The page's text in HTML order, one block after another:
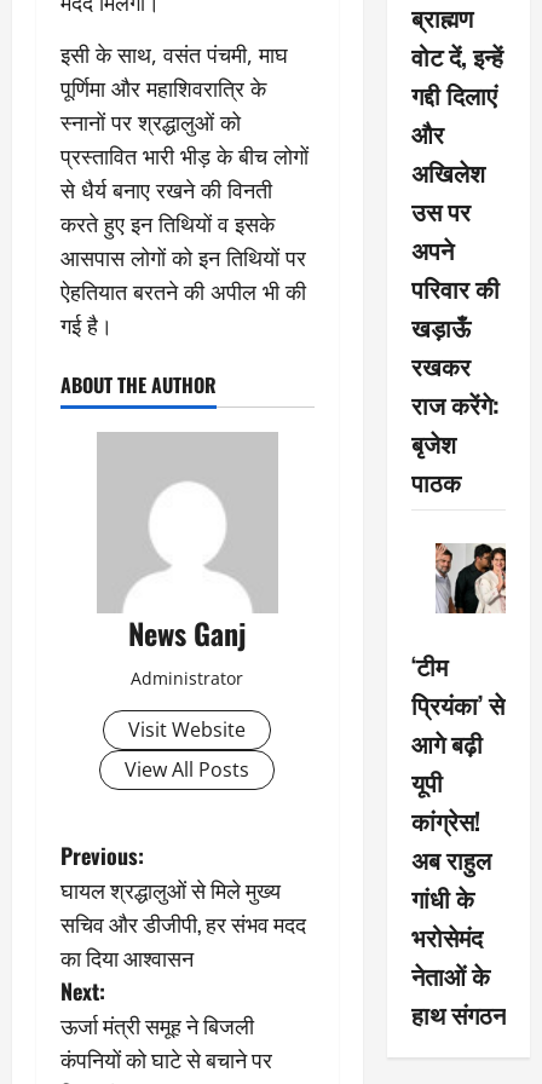
इसी के साथ, वसंत पंचमी, माघ
पूर्णिमा और महाशिवरात्रि के
स्नानों पर श्रद्धालुओं को
प्रस्तावित भारी भीड़ के बीच लोगों
से धैर्य बनाए रखने की विनती
करते हुए इन तिथियों व इसके
आसपास लोगों को इन तिथियों पर
ऐहतियात बरतने की अपील भी की
गई है।
ABOUT THE AUTHOR
News Ganj
Administrator
Visit Website
View All Posts
P
o
s
t
n
Previous:
घायल श्रद्धालुओं से मिले मुख्य
सचिव और डीजीपी, हर संभव मदद
का दिया आश्वासन
Next:
ऊर्जा मंत्री समूह ने बिजली
कंपनियों को घाटे से बचाने पर
ब्राह्मण
वोट दें, इन्हें
गद्दी दिलाएं
और
अखिलेश
उस पर
अपने
परिवार की
खड़ाऊँ
रखकर
राज करेंगे:
बृजेश
पाठक
‘टीम
प्रियंका’ से
आगे बढ़ी
यूपी
कांग्रेस!
अब राहुल
गांधी के
भरोसेमंद
नेताओं के
हाथ संगठन